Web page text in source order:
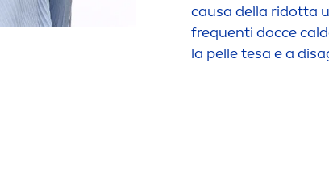
causa della ridotta
frequenti docce
la pelle tesa e a